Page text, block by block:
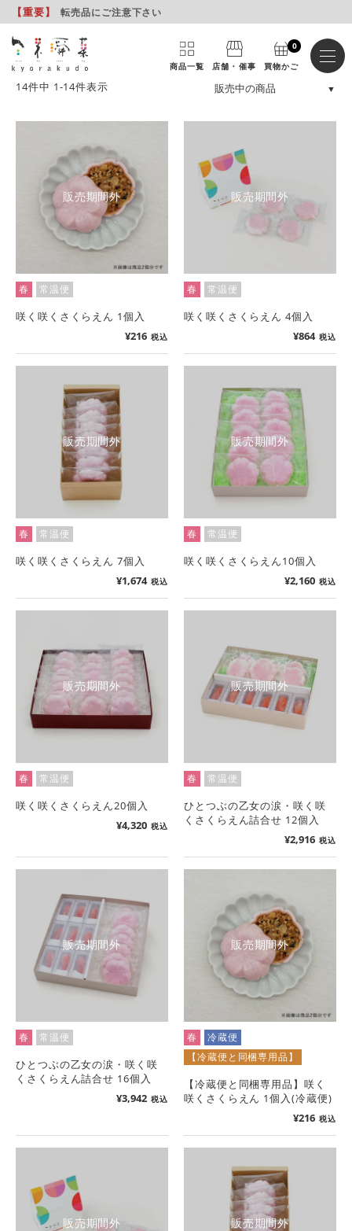
【重要】 転売品にご注意下さい
商品一覧 店舗・催事 買物かご
0
14件中 1-14件表示
販売期間外
春 常温便
咲く咲くさくらえん 1個入
¥216 税込
販売期間外
春 常温便
咲く咲くさくらえん 4個入
¥864 税込
販売期間外
春 常温便
咲く咲くさくらえん 7個入
¥1,674 税込
販売期間外
春 常温便
咲く咲くさくらえん10個入
¥2,160 税込
販売期間外
春 常温便
咲く咲くさくらえん20個入
¥4,320 税込
販売期間外
春 常温便
ひとつぶの乙女の涙・咲く咲
くさくらえん詰合せ 12個入
¥2,916 税込
販売期間外
春 常温便
ひとつぶの乙女の涙・咲く咲
くさくらえん詰合せ 16個入
¥3,942 税込
販売期間外
春
冷蔵便
【冷蔵便と同梱専用品】
【冷蔵便と同梱専用品】咲く
咲くさくらえん 1個入(冷蔵便)
¥216 税込
販売期間外 販売期間外